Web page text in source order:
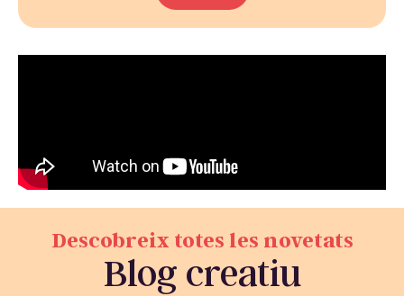
Descobreix totes les novetats
Blog creatiu